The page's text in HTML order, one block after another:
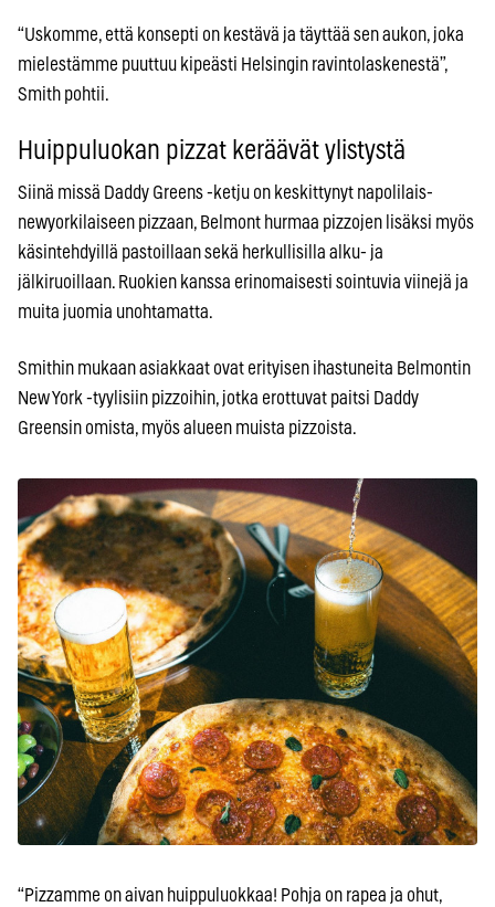
“Uskomme, että konsepti on kestävä ja täyttää sen aukon, joka
mielestämme puuttuu kipeästi Helsingin ravintolaskenestä”,
Smith pohtii.
Huippuluokan pizzat keräävät ylistystä
Siinä missä Daddy Greens -ketju on keskittynyt napolilais-
newyorkilaiseen pizzaan, Belmont hurmaa pizzojen lisäksi myös
käsintehdyillä pastoillaan sekä herkullisilla alku- ja
jälkiruoillaan. Ruokien kanssa erinomaisesti sointuvia viinejä ja
muita juomia unohtamatta.
Smithin mukaan asiakkaat ovat erityisen ihastuneita Belmontin
New York -tyylisiin pizzoihin, jotka erottuvat paitsi Daddy
Greensin omista, myös alueen muista pizzoista.
“Pizzamme on aivan huippuluokkaa! Pohja on rapea ja ohut,